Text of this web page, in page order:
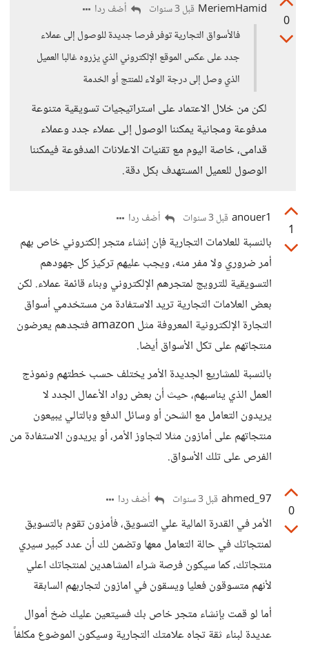
0
MeriemHamid قبل 3 سنوات
أضف ردا
فالأسواق التجارية توفر فرصا جديدة للوصول إلى عملاء
جدد على عكس الموقع الإلكتروني الذي يزروه غالبا العميل
الذي وصل إلى درجة الولاء للمنتج أو الخدمة
لكن من خلال الاعتماد على استراتيجيات تسويقية متنوعة
مدفوعة ومجانية يمكننا الوصول إلى عملاء جدد وعملاء
قدامى، خاصة اليوم مع تقنيات الاعلانات المدفوعة فيمكننا
الوصول للعميل المستهدف بكل دقة.
1
anouer1 قبل 3 سنوات أضف ردا
بالنسبة للعلامات التجارية فإن إنشاء متجر إلكتروني خاص بهم
أمر ضروري ولا مفر منه، ويجب عليهم تركيز كل جهودهم
التسويقية للترويج لمتجرهم الإلكتروني وبناء قائمة عملاء. لكن
بعض العلامات التجارية تريد الاستفادة من مستخدمي أسواق
التجارة الإلكترونية المعروفة مثل amazon فتجدهم يعرضون
منتجاتهم على تكل الأسواق أيضا.
بالنسبة للمشاريع الجديدة الأمر يختلف حسب خطتهم ونموذج
العمل الذي يناسبهم، حيث أن بعض رواد الأعمال الجدد لا
يريدون التعامل مع الشحن أو وسائل الدفع وبالتالي يبيعون
منتجاتهم على أمازون مثلا لتجاوز الأمر، أو يريدون الاستفادة من
الفرص على تلك الأسواق.
0
ahmed_97 قبل 3 سنوات أضف ردا
الأمر في القدرة المالية علي التسويق، فأمزون تقوم بالتسويق
لمنتجاتك في حالة التعامل معها وتضمن لك أن عدد كبير سيري
منتجاتك، كما سيكون فرصة شراء المشاهدين لمنتجاتك اعلي
لأنهم متسوقون فعليا ويسقون في امازون لتجاربهم السابقة
أما لو قمت بإنشاء متجر خاص بك فسيتعين عليك ضخ أموال
عديدة لبناء ثقة تجاه علامتك التجارية وسيكون الموضوع مكلفاً